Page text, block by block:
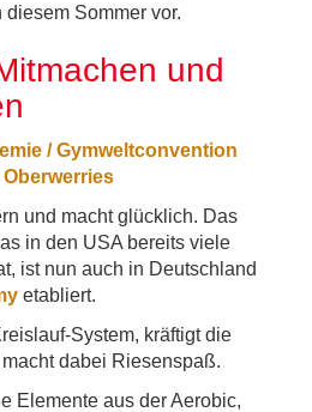
Sommer vor.
und
/ Gymweltconvention
und macht glücklich. Das
in den USA bereits viele
ist nun auch in Deutschland
etabliert.
System, kräftigt die
dabei Riesenspaß.
Elemente aus der Aerobic,